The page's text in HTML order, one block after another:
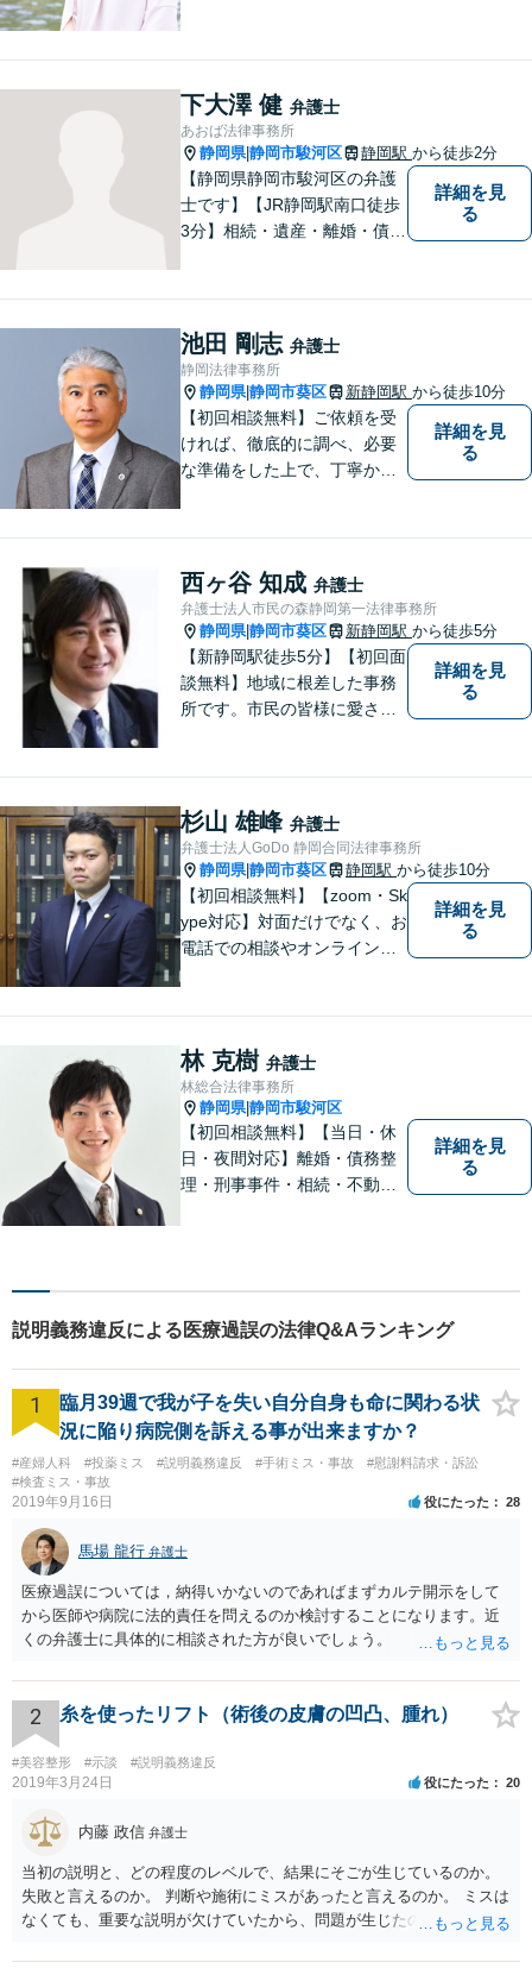
ポート。「特許、意匠、商
標、著作権、不正競争防止法
の専門知識・経験豊富」「リ
ーガルフォースの高精度契約
書チェック」
下大澤 健 弁護士
あおば法律事務所
静岡県|静岡市駿河区 静岡駅 から徒歩2分
【静岡県静岡市駿河区の弁護
士です】【JR静岡駅南口徒歩
3分】相続・遺産・離婚・債務
整理など企業に関わる問題を
幅広く取り扱っております。
どうぞお気軽にご相談くださ
い。
詳細を見
る
池田 剛志 弁護士
静岡法律事務所
静岡県|静岡市葵区 新静岡駅 から徒歩10分
【初回相談無料】ご依頼を受
ければ、徹底的に調べ、必要
な準備をした上で、丁寧かつ
の損害賠償請求事件、相続・
離婚、破産・個人再生等は、
私が力を注ぎ、得意としてい
る分野です。
詳細を見
る
西ヶ谷 知成 弁護士
弁護士法人市民の森静岡第一法律事務所
静岡県|静岡市葵区 新静岡駅 から徒歩5分
【新静岡駅徒歩5分】【初回面
談無料】地域に根差した事務
所です。市民の皆様に愛され
軽にご連絡ください。
詳細を見
る
杉山 雄峰 弁護士
弁護士法人GoDo 静岡合同法律事務所
静岡県|静岡市葵区 静岡駅 から徒歩10分
【初回相談無料】【zoom・Sk
ype対応】対面だけでなく、お
電話での相談やオンライン相
だける最善の解決を目指しま
す。【ウェブ予約システムで
迅速な対応】
詳細を見
る
林 克樹 弁護士
林総合法律事務所
静岡県|静岡市駿河区
【初回相談無料】【当日・休
日・夜間対応】離婚・債務整
理・刑事事件・相続・不動産
す。法人・個人事業主の事業
自信があります。
詳細を見
る
説明義務違反による医療過誤の法律Q&Aランキング
1
臨月39週で我が子を失い自分自身も命に関わる状
況に陥り病院側を訴える事が出来ますか？
#産婦人科 #投薬ミス #説明義務違反 #手術ミス・事故
#慰謝料請求・訴訟
#検査ミス・事故
2019年9月16日 役にたった 28
馬場 龍行 弁護士
医療過誤については，納得いかないのであればまずカルテ開示をして
から医師や病院に法的責任を問えるのか検討することになります。近
くの弁護士に具体的に相談された方が良いでしょう。
2 糸を使ったリフト（術後の皮膚の凹凸、腫れ）
#美容整形 #示談 #説明義務違反
2019年3月24日 役にたった 20
内藤 政信 弁護士
当初の説明と、どの程度のレベルで、結果にそごが生じているのか。
失敗と言えるのか。 判断や施術にミスがあったと言えるのか。 ミスは
なくても、重要な説明が欠けていたから、問題が生じたのか。 美容整